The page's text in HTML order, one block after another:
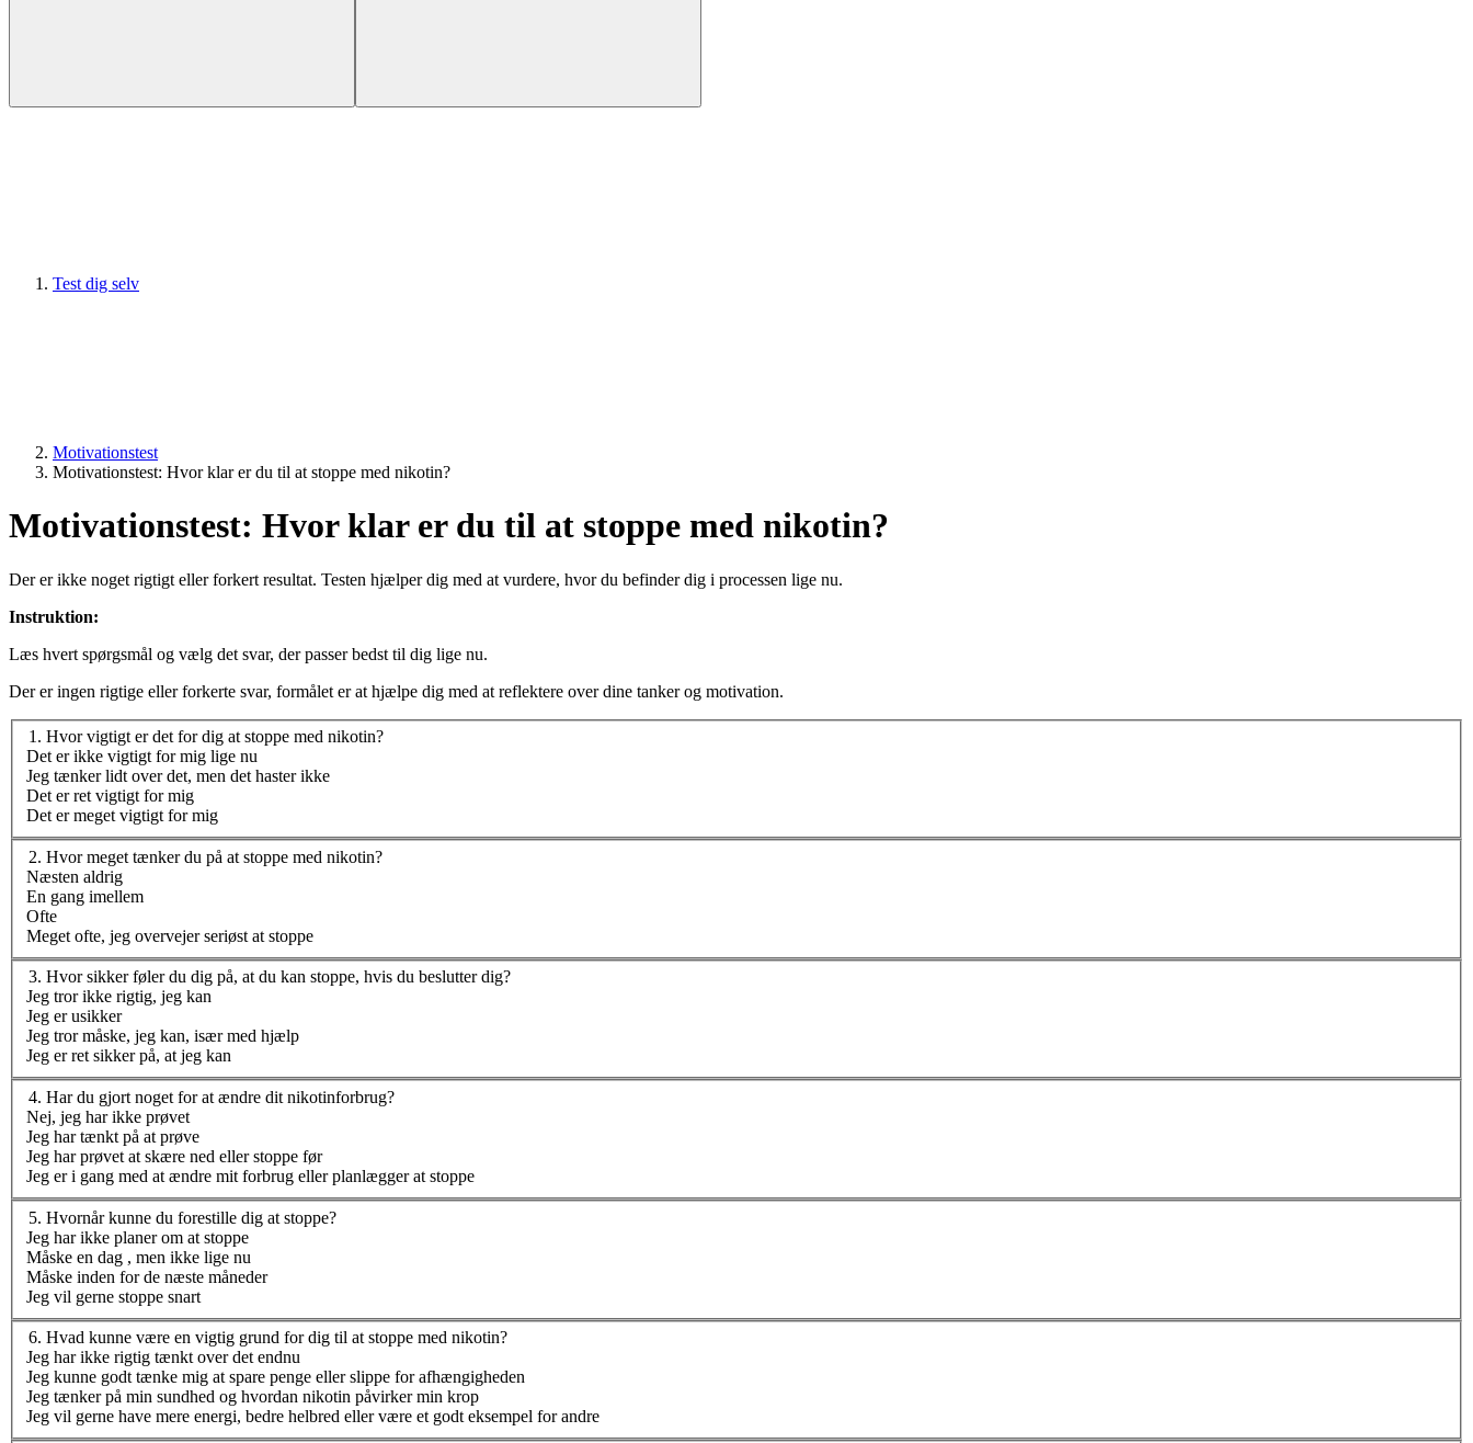
Test dig selv
Motivationstest
Motivationstest: Hvor klar er du til at stoppe med nikotin?
Motivationstest: Hvor klar er du til at stoppe med nikotin?
Der er ikke noget rigtigt eller forkert resultat. Testen hjælper dig med at vurdere, hvor du befinder dig i processen lige nu.
Instruktion:
Læs hvert spørgsmål og vælg det svar, der passer bedst til dig lige nu.
Der er ingen rigtige eller forkerte svar, formålet er at hjælpe dig med at reflektere over dine tanker og motivation.
1 . Hvor vigtigt er det for dig at stoppe med nikotin?
Det er ikke vigtigt for mig lige nu
Jeg tænker lidt over det, men det haster ikke
Det er ret vigtigt for mig
Det er meget vigtigt for mig
2. Hvor meget tænker du på at stoppe med nikotin?
Næsten aldrig
En gang imellem
Ofte
Meget ofte, jeg overvejer seriøst at stoppe
3. Hvor sikker føler du dig på, at du kan stoppe, hvis du beslutter dig?
Jeg tror ikke rigtig, jeg kan
Jeg er usikker
Jeg tror måske, jeg kan, især med hjælp
Jeg er ret sikker på, at jeg kan
4. Har du gjort noget for at ændre dit nikotinforbrug?
Nej, jeg har ikke prøvet
Jeg har tænkt på at prøve
Jeg har prøvet at skære ned eller stoppe før
Jeg er i gang med at ændre mit forbrug eller planlægger at stoppe
5. Hvornår kunne du forestille dig at stoppe?
Jeg har ikke planer om at stoppe
Måske en dag , men ikke lige nu
Måske inden for de næste måneder
Jeg vil gerne stoppe snart
6. Hvad kunne være en vigtig grund for dig til at stoppe med nikotin?
Jeg har ikke rigtig tænkt over det endnu
Jeg kunne godt tænke mig at spare penge eller slippe for afhængigheden
Jeg tænker på min sundhed og hvordan nikotin påvirker min krop
Jeg vil gerne have mere energi, bedre helbred eller være et godt eksempel for andre